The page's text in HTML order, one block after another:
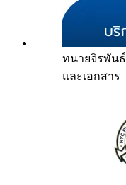
ทนายจิรพันธ์
และเอกสาร